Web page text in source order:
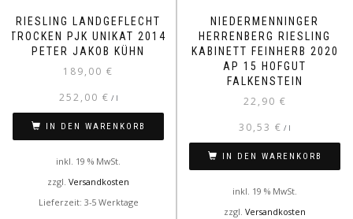
RIESLING LANDGEFLECHT
TROCKEN PJK UNIKAT 2014
PETER JAKOB KÜHN
189,00 €
252,00 € / l
IN DEN WARENKORB
inkl. 19 % MwSt.
zzgl. Versandkosten
Lieferzeit: 3-5 Werktage
NIEDERMENNINGER
HERRENBERG RIESLING
KABINETT FEINHERB 2020
AP 15 HOFGUT
FALKENSTEIN
22,90 €
30,53 € / l
IN DEN WARENKORB
inkl. 19 % MwSt.
zzgl. Versandkosten